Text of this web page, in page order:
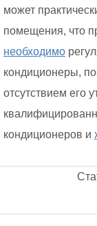
может
помещения, что
необходимо
кондиционеры,
отсутствием его
кондиционеров и